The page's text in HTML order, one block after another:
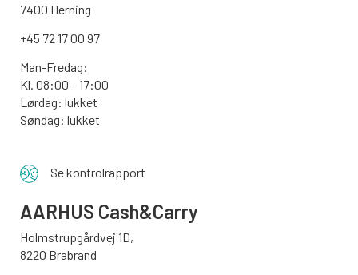
7400 Herning
+45 72 17 00 97
Man-Fredag:
Kl. 08:00 – 17:00
Lørdag: lukket
Søndag: lukket
Se kontrolrapport
AARHUS Cash&Carry
Holmstrupgårdvej 1D,
8220 Brabrand